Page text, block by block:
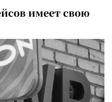
имеет свою